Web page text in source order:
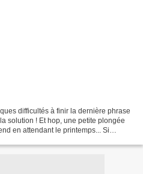
difficultés à finir la dernière phrase
solution ! Et hop, une petite plongée
en attendant le printemps... Si